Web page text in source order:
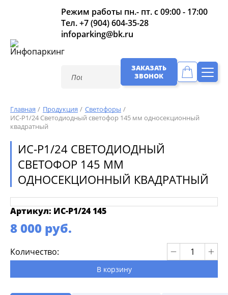
Режим работы пн.- пт. с 09:00 - 17:00
Тел.+7 (904) 604-35-28
infoparking@bk.ru
ЗАКАЗАТЬ
ЗВОНОК
Главная Продукция
Светофоры
ИС-Р1/24 Светодиодный светофор 145 мм односекционный
квадратный
ИС-Р1/24 СВЕТОДИОДНЫЙ
СВЕТОФОР 145 ММ
ОДНОСЕКЦИОННЫЙ КВАДРАТНЫЙ
Артикул: ИС-Р1/24 145
8 000 руб.
Количество:
В корзину